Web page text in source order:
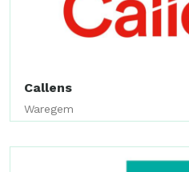
Callens
Waregem